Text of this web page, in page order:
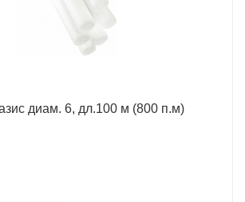
диам. 6, дл.100 м (800 п.м)